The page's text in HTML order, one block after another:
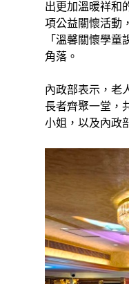
出更加溫暖祥和
項公益關懷活動
「溫馨關懷學
角落。
內政部表示，老
長者齊聚一堂，
小姐，以及內政